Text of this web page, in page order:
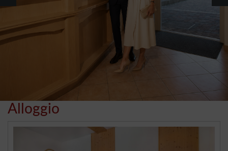
Alloggio